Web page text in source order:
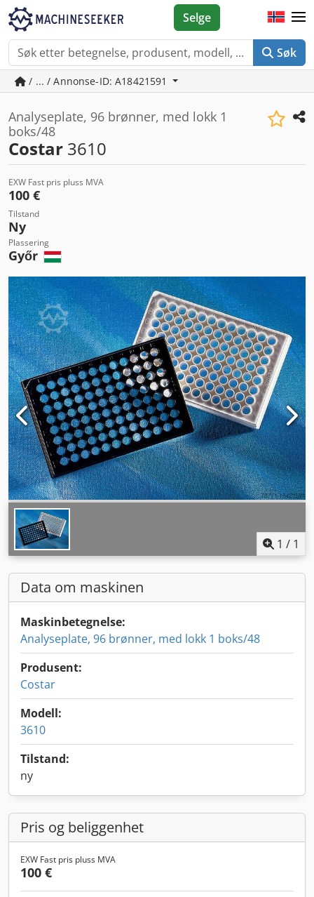
Søk
Selge
/ ... / Annonse-ID: A18421591
Analyseplate, 96 brønner, med lokk 1
boks/48
Costar 3610
EXW Fast pris pluss MVA
100 €
Tilstand
Ny
Plassering
Győr
1 / 1
Data om maskinen
Maskinbetegnelse:
Analyseplate, 96 brønner, med lokk 1 boks/48
Produsent:
Costar
Modell:
3610
Tilstand:
ny
Pris og beliggenhet
EXW Fast pris pluss MVA
100 €